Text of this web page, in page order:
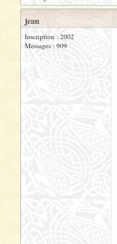
jean
Inscription : 2002
Messages : 909